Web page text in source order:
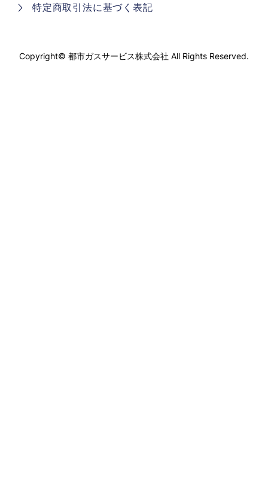
Copyright© 都市ガスサービス株式会社 All Rights Reserved.
特定商取引法に基づく表記